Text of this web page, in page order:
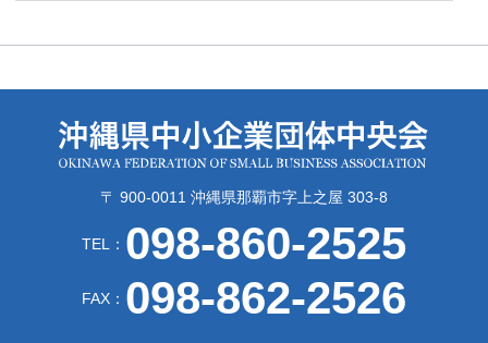
〒 900-0011 沖縄県那覇市字上之屋 303-8
TEL： 098-860-2525
FAX： 098-862-2526